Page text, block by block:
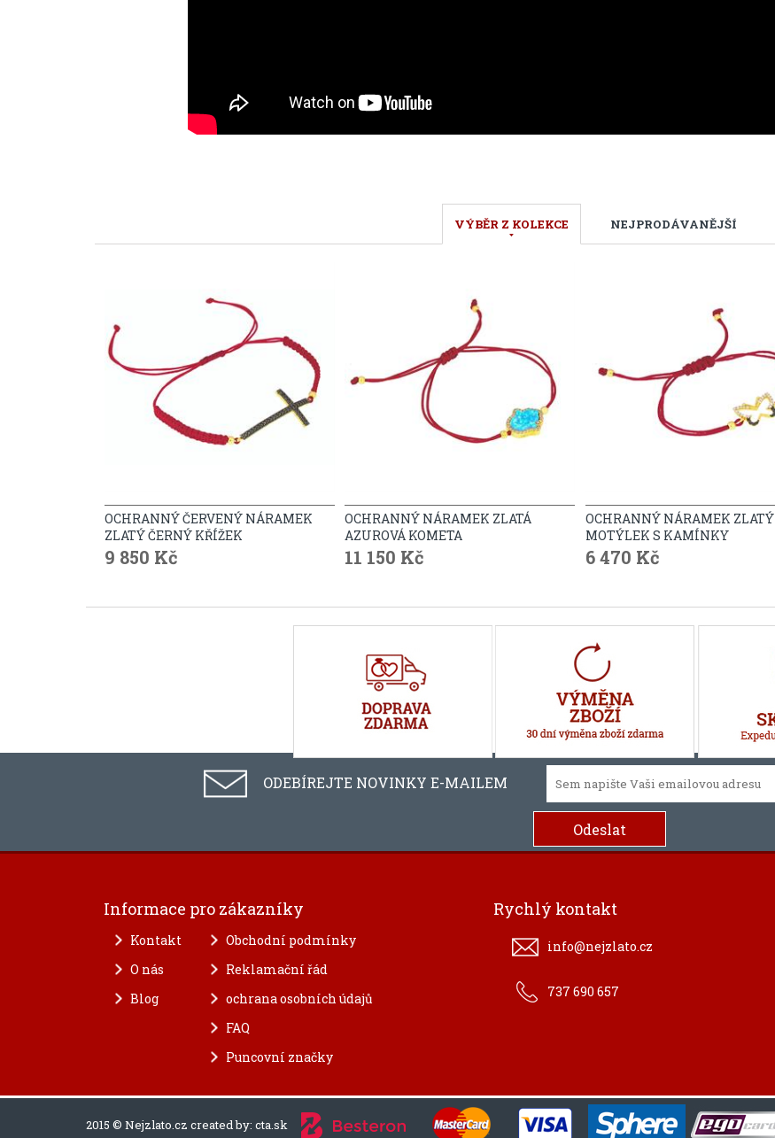
VÝBĚR Z KOLEKCE NEJPRODÁVANĚJŠÍ
OCHRANNÝ ČERVENÝ NÁRAMEK
ZLATÝ ČERNÝ KŘÍŽEK
9 850 Kč
OCHRANNÝ NÁRAMEK ZLATÁ
AZUROVÁ KOMETA
11 150 Kč
OCHRANNÝ NÁRAMEK ZLATÝ
MOTÝLEK S KAMÍNKY
6 470 Kč
ODEBÍREJTE NOVINKY E-MAILEM
Informace pro zákazníky
Kontakt
O nás
Blog
Obchodní podmínky
Reklamační řád
ochrana osobních údajů
FAQ
Puncovní značky
Rychlý kontakt
info@nejzlato.cz
737 690 657
2015 © Nejzlato.cz created by: cta.sk